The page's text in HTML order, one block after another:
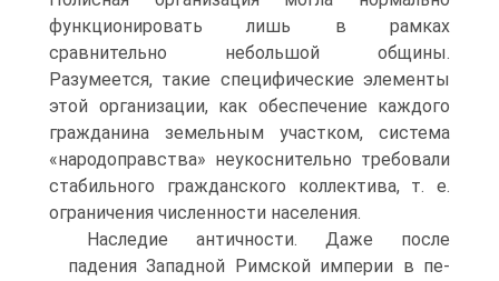
функциониро­вать лишь в рамках
сравнительно небольшой общины.
Разумеется, такие спец­ифические элементы
этой организации, как обеспечение каждого
гражданина земельным участком, система
«народоправства» неукоснительно требовали
ста­бильного гражданского коллектива, т. е.
ограничения численности населения.
Наследие античности. Даже после
падения Западной Римской империи в пе­